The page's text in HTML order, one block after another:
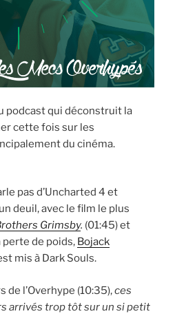
podcast qui déconstruit la
cette fois sur les
du cinéma.
pas d’Uncharted 4 et
deuil, avec le film le plus
Grimsby. (01:45) et
perte de poids, Bojack
mis à Dark Souls.
de l’Overhype (10:35),ces
arrivés trop tôt sur un si petit